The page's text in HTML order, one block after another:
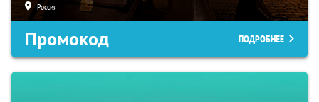
Россия
Промокод ПОДРОБНЕЕ